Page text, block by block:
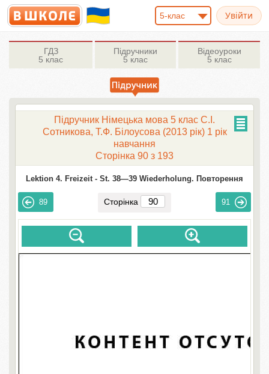
5-клас
ГДЗ
5 клас
Підручники
5 клас
Відеоуроки
5 клас
Підручник Німецька мова 5 клас С.І.
Сотникова, Т.Ф. Білоусова (2013 рік) 1 рік
навчання
Сторінка 90 з 193
Lektion 4. Freizeit - St. 38—39 Wiederholung. Повторення
89 Сторінка 91